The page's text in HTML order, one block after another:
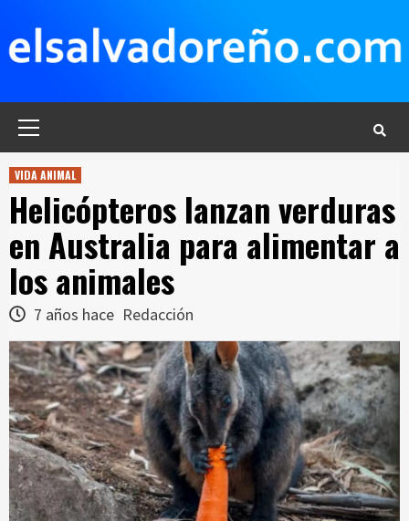
contenido
VIDA ANIMAL
Helicópteros lanzan verduras
en Australia para alimentar a
los animales
7 años hace Redacción